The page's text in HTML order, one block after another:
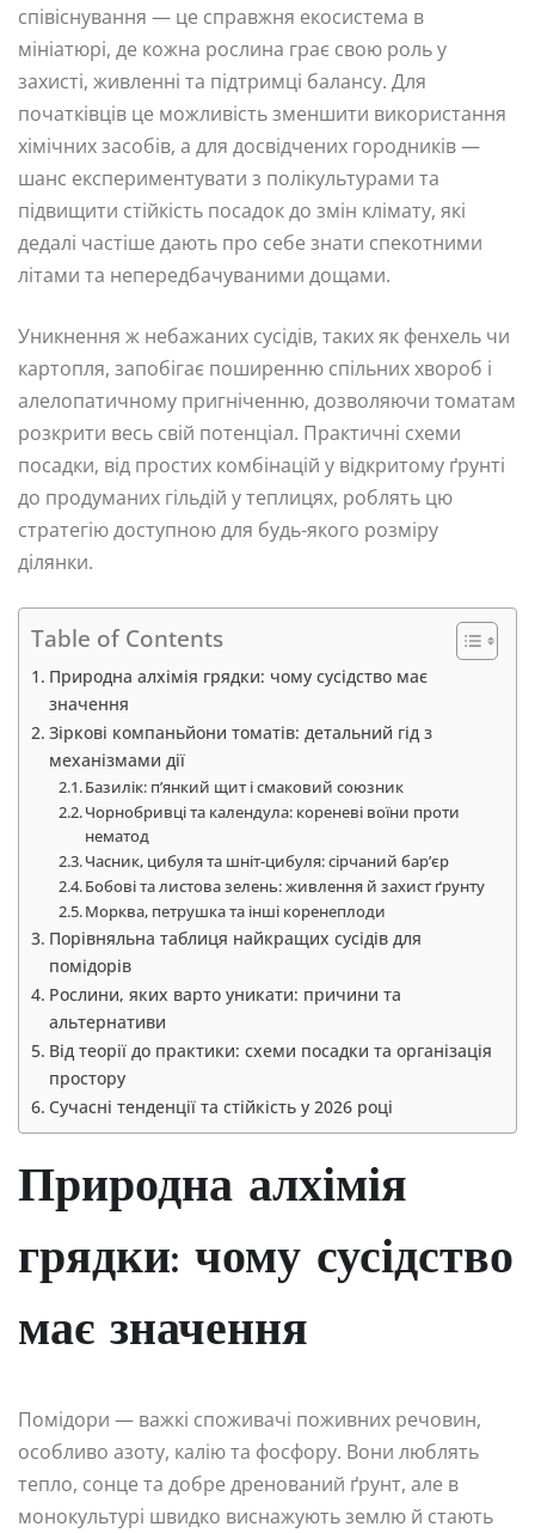
співіснування — це справжня екосистема в
мініатюрі, де кожна рослина грає свою роль у
захисті, живленні та підтримці балансу. Для
початківців це можливість зменшити використання
хімічних засобів, а для досвідчених городників —
шанс експериментувати з полікультурами та
підвищити стійкість посадок до змін клімату, які
дедалі частіше дають про себе знати спекотними
літами та непередбачуваними дощами.
Уникнення ж небажаних сусідів, таких як фенхель чи
картопля, запобігає поширенню спільних хвороб і
алелопатичному пригніченню, дозволяючи томатам
розкрити весь свій потенціал. Практичні схеми
посадки, від простих комбінацій у відкритому ґрунті
до продуманих гільдій у теплицях, роблять цю
стратегію доступною для будь-якого розміру
ділянки.
Table of Contents
Природна алхімія грядки: чому сусідство має
значення
Зіркові компаньйони томатів: детальний гід з
механізмами дії
Базилік: п’янкий щит і смаковий союзник
Чорнобривці та календула: кореневі воїни проти
нематод
Часник, цибуля та шніт-цибуля: сірчаний бар’єр
Бобові та листова зелень: живлення й захист ґрунту
Морква, петрушка та інші коренеплоди
Порівняльна таблиця найкращих сусідів для
помідорів
Рослини, яких варто уникати: причини та
альтернативи
Від теорії до практики: схеми посадки та організація
простору
Сучасні тенденції та стійкість у 2026 році
Природна алхімія
грядки: чому сусідство
має значення
Помідори — важкі споживачі поживних речовин,
особливо азоту, калію та фосфору. Вони люблять
тепло, сонце та добре дренований ґрунт, але в
монокультурі швидко виснажують землю й стають